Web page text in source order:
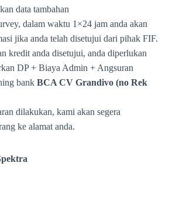
data tambahan
dalam waktu 1×24 jam anda akan
jika anda telah disetujui dari pihak FIF.
kredit anda disetujui, anda diperlukan
DP + Biaya Admin + Angsuran
bank BCA CV Grandivo (no Rek
dilakukan, kami akan segera
ke alamat anda.